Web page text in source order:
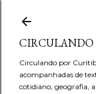
CIRCULANDO
Circulando por
acompanhadas de
cotidiano, geografia,